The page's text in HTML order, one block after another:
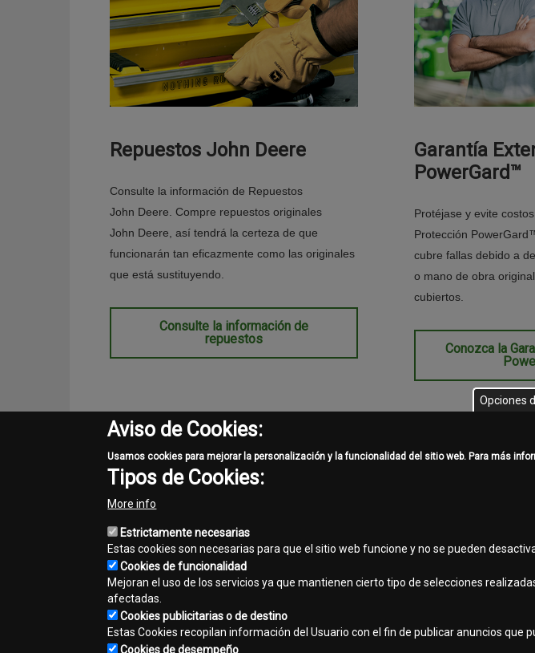
Repuestos John Deere
Consulte la información de Repuestos
John Deere. Compre repuestos originales
John Deere, así tendrá la certeza de que
funcionarán tan eficazmente como las originales
que está sustituyendo.
Consulte la información de
repuestos
Garantía
PowerGard™
Protéjase y evite
Protección
cubre fallas debido a
o mano de obra
cubiertos.
Conozca la
Donde Comprar
Encuentre el concesionario más cercano
template-
Opciones
Aviso de Cookies:
Usamos cookies para mejorar la personalización y la funcionalidad del sitio web. Para más
Tipos de Cookies:
More info
Estrictamente necesarias
Estas cookies son necesarias para que el sitio web funcione y no se pueden
Cookies de funcionalidad
Mejoran el uso de los servicios ya que mantienen cierto tipo de selecciones
afectadas.
Cookies publicitarias o de destino
Estas Cookies recopilan información del Usuario con el fin de publicar anuncios que
Cookies de desempeño